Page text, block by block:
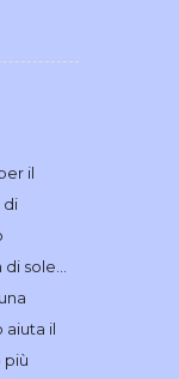
il
di
sole…
aiuta il
più